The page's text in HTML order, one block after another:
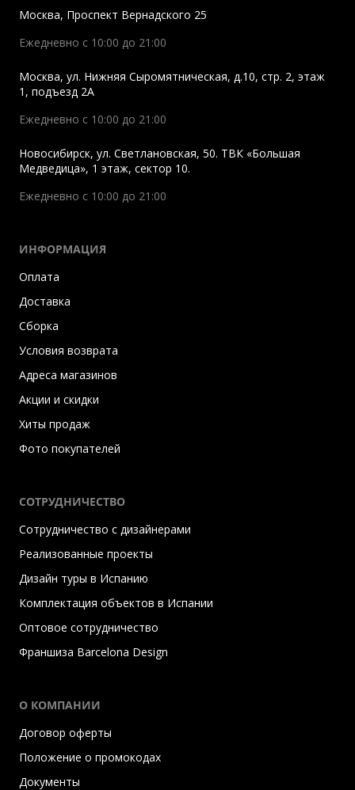
Москва, Проспект Вернадского 25
Ежедневно с 10:00 до 21:00
Москва, ул. Нижняя Сыромятническая, д.10, стр. 2, этаж
1, подъезд 2A
Ежедневно с 10:00 до 21:00
Новосибирск, ул. Светлановская, 50. ТВК «Большая
Медведица», 1 этаж, сектор 10.
Ежедневно с 10:00 до 21:00
ИНФОРМАЦИЯ
Оплата
Доставка
Сборка
Условия возврата
Адреса магазинов
Акции и скидки
Хиты продаж
Фото покупателей
СОТРУДНИЧЕСТВО
Сотрудничество с дизайнерами
Реализованные проекты
Дизайн туры в Испанию
Комплектация объектов в Испании
Оптовое сотрудничество
Франшиза Barcelona Design
О КОМПАНИИ
Договор оферты
Положение о промокодах
Документы